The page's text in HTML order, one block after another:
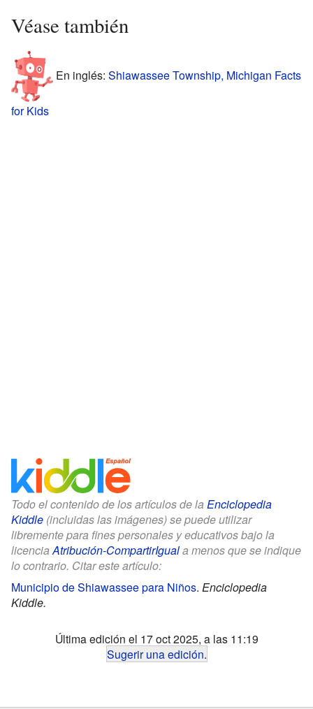
Véase también
En inglés: Shiawassee Township, Michigan Facts
for Kids
Todo el contenido de los artículos de la Enciclopedia
Kiddle (incluidas las imágenes) se puede utilizar
libremente para fines personales y educativos bajo la
licenciaAtribución-CompartirIguala menos que se indique
lo contrario. Citar este artículo:
Municipio de Shiawassee para Niños. Enciclopedia
Kiddle.
Última edición el 17 oct 2025, a las 11:19
Sugerir una edición.